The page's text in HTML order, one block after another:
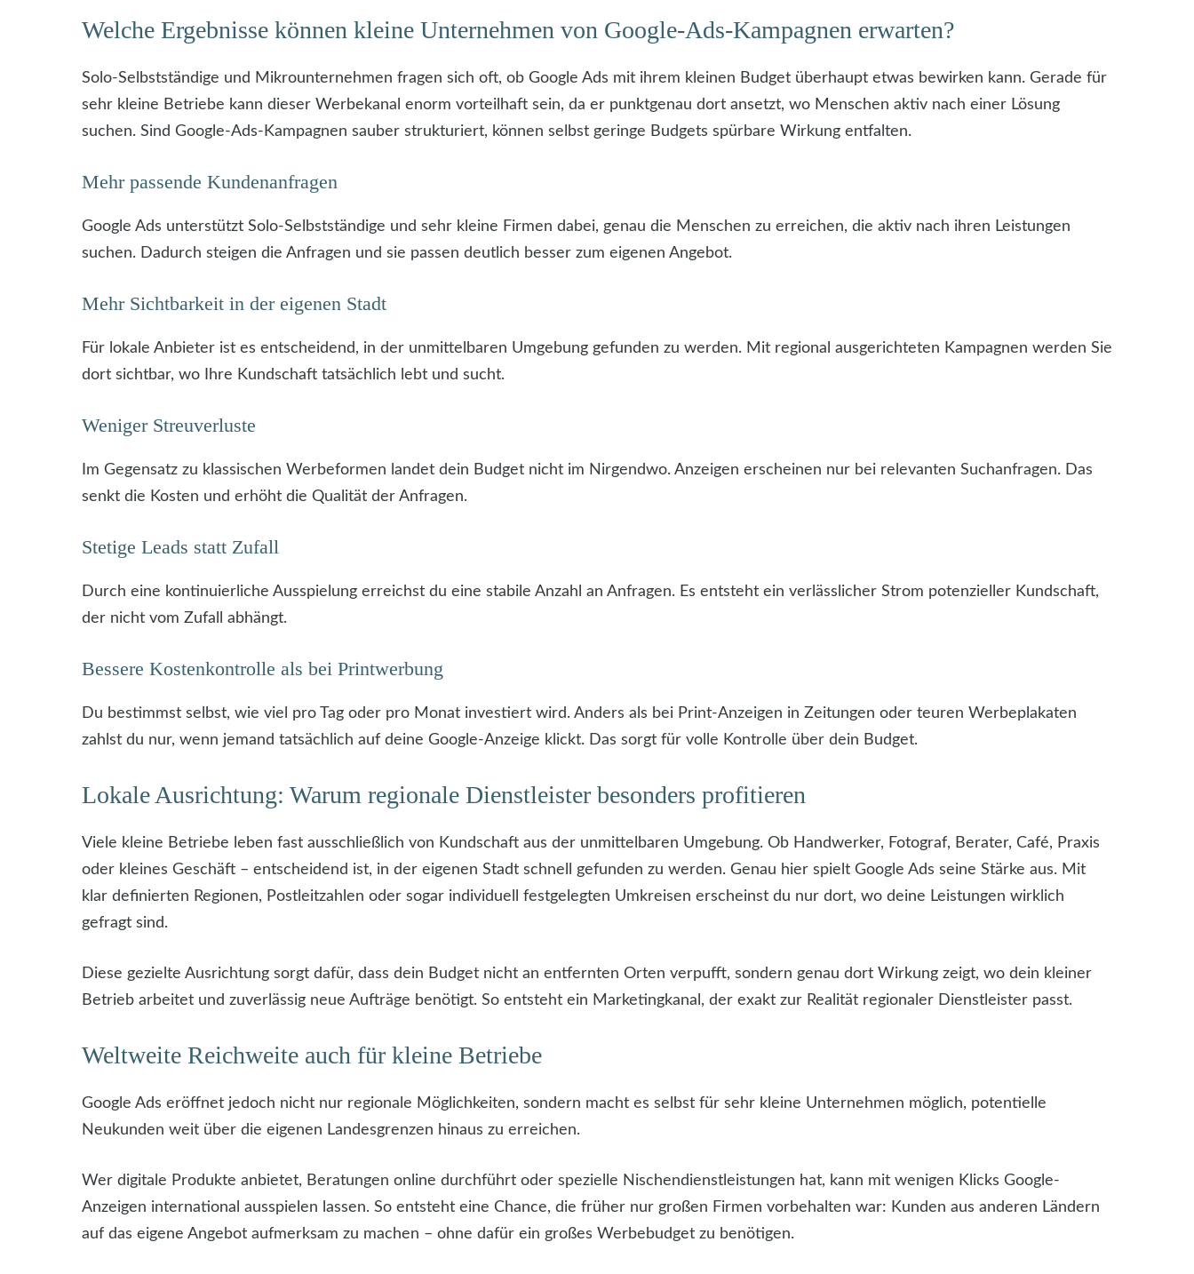
Welche Ergebnisse können kleine Unternehmen von Google-Ads-Kampagnen erwarten?
Solo-Selbstständige und Mikrounternehmen fragen sich oft, ob Google Ads mit ihrem kleinen Budget überhaupt etwas bewirken kann. Gerade für
sehr kleine Betriebe kann dieser Werbekanal enorm vorteilhaft sein, da er punktgenau dort ansetzt, wo Menschen aktiv nach einer Lösung
suchen. Sind Google-Ads-Kampagnen sauber strukturiert, können selbst geringe Budgets spürbare Wirkung entfalten.
Mehr passende Kundenanfragen
Google Ads unterstützt Solo-Selbstständige und sehr kleine Firmen dabei, genau die Menschen zu erreichen, die aktiv nach ihren Leistungen
suchen. Dadurch steigen die Anfragen und sie passen deutlich besser zum eigenen Angebot.
Mehr Sichtbarkeit in der eigenen Stadt
Für lokale Anbieter ist es entscheidend, in der unmittelbaren Umgebung gefunden zu werden. Mit regional ausgerichteten Kampagnen werden Sie
dort sichtbar, wo Ihre Kundschaft tatsächlich lebt und sucht.
Weniger Streuverluste
Im Gegensatz zu klassischen Werbeformen landet dein Budget nicht im Nirgendwo. Anzeigen erscheinen nur bei relevanten Suchanfragen. Das
senkt die Kosten und erhöht die Qualität der Anfragen.
Stetige Leads statt Zufall
Durch eine kontinuierliche Ausspielung erreichst du eine stabile Anzahl an Anfragen. Es entsteht ein verlässlicher Strom potenzieller Kundschaft,
der nicht vom Zufall abhängt.
Bessere Kostenkontrolle als bei Printwerbung
Du bestimmst selbst, wie viel pro Tag oder pro Monat investiert wird. Anders als bei Print-Anzeigen in Zeitungen oder teuren Werbeplakaten
zahlst du nur, wenn jemand tatsächlich auf deine Google-Anzeige klickt. Das sorgt für volle Kontrolle über dein Budget.
Lokale Ausrichtung: Warum regionale Dienstleister besonders profitieren
Viele kleine Betriebe leben fast ausschließlich von Kundschaft aus der unmittelbaren Umgebung. Ob Handwerker, Fotograf, Berater, Café, Praxis
oder kleines Geschäft – entscheidend ist, in der eigenen Stadt schnell gefunden zu werden. Genau hier spielt Google Ads seine Stärke aus. Mit
klar definierten Regionen, Postleitzahlen oder sogar individuell festgelegten Umkreisen erscheinst du nur dort, wo deine Leistungen wirklich
gefragt sind.
Diese gezielte Ausrichtung sorgt dafür, dass dein Budget nicht an entfernten Orten verpufft, sondern genau dort Wirkung zeigt, wo dein kleiner
Betrieb arbeitet und zuverlässig neue Aufträge benötigt. So entsteht ein Marketingkanal, der exakt zur Realität regionaler Dienstleister passt.
Weltweite Reichweite auch für kleine Betriebe
Google Ads eröffnet jedoch nicht nur regionale Möglichkeiten, sondern macht es selbst für sehr kleine Unternehmen möglich, potentielle
Neukunden weit über die eigenen Landesgrenzen hinaus zu erreichen.
Wer digitale Produkte anbietet, Beratungen online durchführt oder spezielle Nischendienstleistungen hat, kann mit wenigen Klicks Google-
Anzeigen international ausspielen lassen. So entsteht eine Chance, die früher nur großen Firmen vorbehalten war: Kunden aus anderen Ländern
auf das eigene Angebot aufmerksam zu machen – ohne dafür ein großes Werbebudget zu benötigen.